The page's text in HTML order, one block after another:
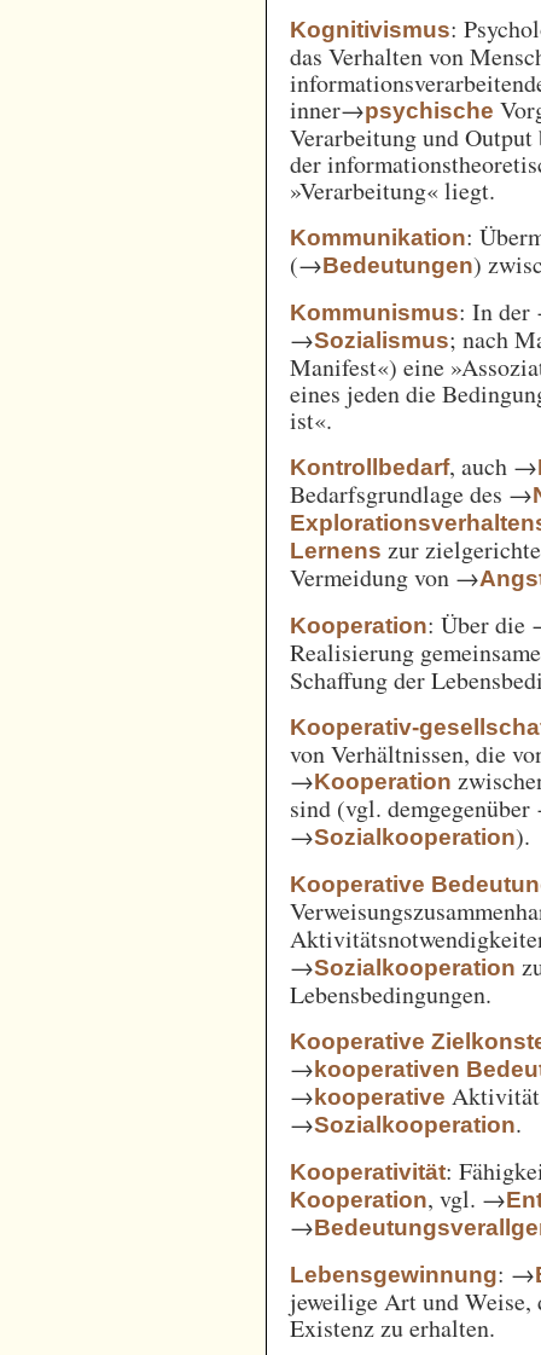
Kognitivismus:
das Verhalten von
inner→psychische
Verarbeitung und
der
»Verarbeitung« liegt.
Kommunikation:
(→Bedeutungen)
Kommunismus: In
→Sozialismus; nach
Manifest«) eine
eines jeden die
ist«.
Kontrollbedarf, auch →
Bedarfsgrundlage des →
Lernens zur
Vermeidung von →
Kooperation: Über
Realisierung
Schaffung der
Kooperativ-
von Verhältnissen, die
→Kooperation
sind (vgl.
→Sozialkooperation).
Kooperative
→Sozialkooperation
Lebensbedingungen.
Kooperative
→kooperativen
→kooperative
→Sozialkooperation.
Kooperativität:
Kooperation, vgl. →
→
Lebensgewinnung: →
jeweilige Art und
Existenz zu erhalten.